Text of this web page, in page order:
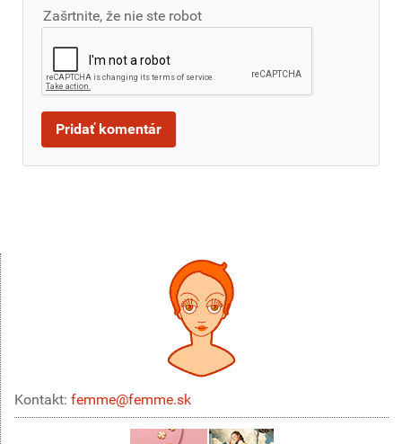
Zašrtnite, že nie ste robot
Kontakt: femme@femme.sk